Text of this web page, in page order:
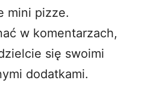
mini pizze.
w komentarzach,
się swoimi
dodatkami.